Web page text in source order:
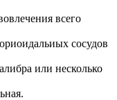
всего
сосудов
или несколько